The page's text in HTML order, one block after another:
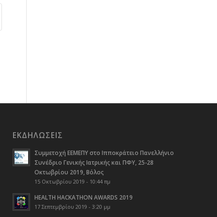
ΕΚΔΗΛΏΣΕΙΣ
Συμμετοχή ΕΕΜΕΠΥ στο Ιπποκράτειο Πανελλήνιο
Συνέδριο Γενικής Ιατρικής και ΠΦΥ, 25-28
Οκτωβρίου 2019, Βόλος
15 Οκτωβρίου 2019 - 10:44 πμ
HEALTH HACKATHON AWARDS 2019
17 Σεπτεμβρίου 2019 - 3:20 μμ